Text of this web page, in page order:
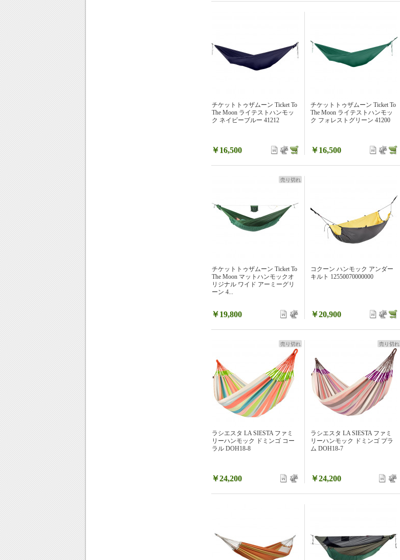
チケットトゥザムーン Ticket To
The Moon ライテストハンモッ
ク ネイビーブルー 41212
￥16,500
チケットトゥザムーン Ticket To
The Moon ライテストハンモッ
ク フォレストグリーン 41200
￥16,500
チケットトゥザムーン Ticket To
The Moon マットハンモックオ
リジナル ワイド アーミーグリ
ーン 4...
￥19,800
売り切れ
コクーン ハンモック アンダー
キルト 12550070000000
￥20,900
ラシエスタ LA SIESTA ファミ
リーハンモック ドミンゴ コー
ラル DOH18-8
￥24,200
売り切れ
ラシエスタ LA SIESTA ファミ
リーハンモック ドミンゴ プラ
ム DOH18-7
￥24,200
売り切れ